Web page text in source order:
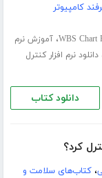
کامپیوتر
،آموزش نرم
دانلود نرم افزار کنترل
دانلود کتاب
کرد؟
،کتاب‌های سلامت و